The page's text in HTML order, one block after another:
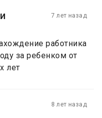
7 лет назад
работника
за ребенком от
лет
8 лет назад